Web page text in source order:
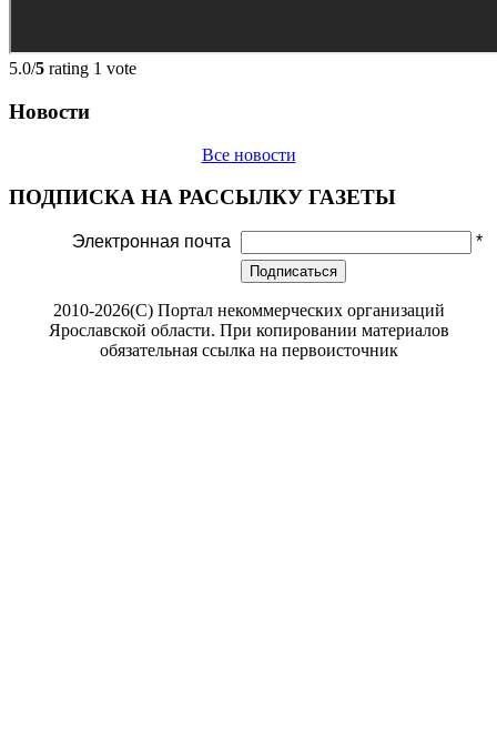
5.0/5 rating 1 vote
Новости
Все новости
ПОДПИСКА НА РАССЫЛКУ ГАЗЕТЫ
Электронная почта *
Подписаться
2010-2026(С) Портал некоммерческих организаций
Ярославской области. При копировании материалов
обязательная ссылка на первоисточник